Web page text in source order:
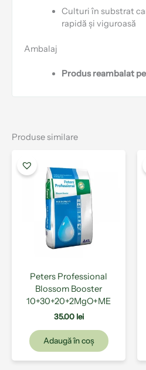
Culturi în substrat
rapidă și viguroasă
Ambalaj
Produs reambalat
Produse similare
Peters Professional
Blossom Booster
10+30+20+2MgO+ME
35.00 lei
Adaugă în coș